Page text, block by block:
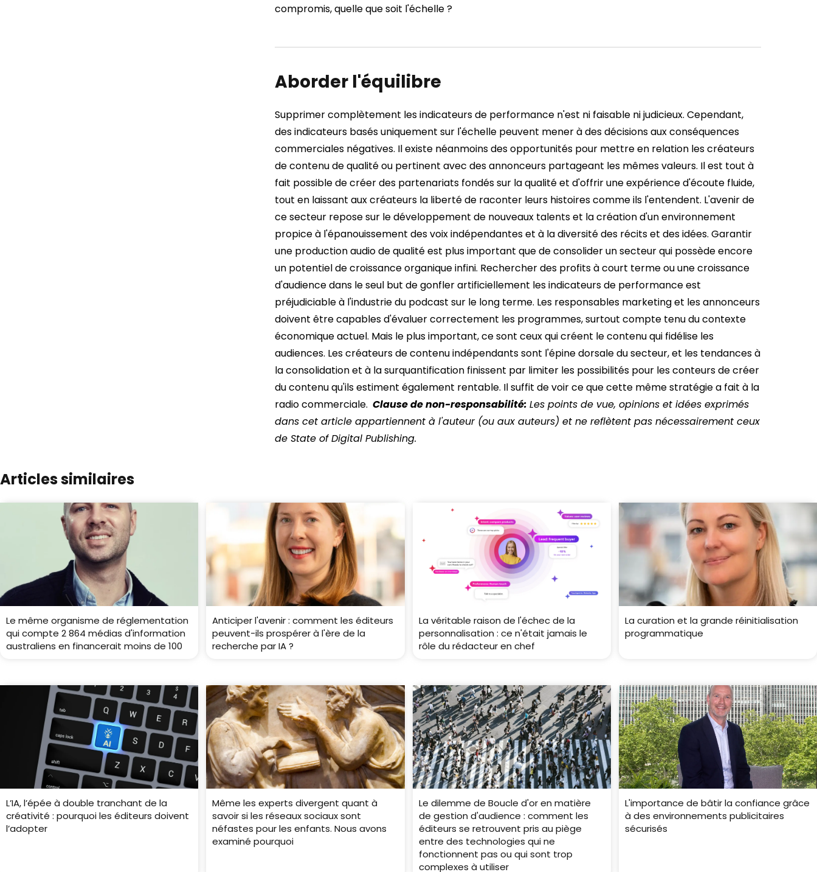
compromis, quelle que soit l'échelle ?
Aborder l'équilibre
Supprimer complètement les indicateurs de performance n'est ni faisable ni judicieux. Cependant,
des indicateurs basés uniquement sur l'échelle peuvent mener à des décisions aux conséquences
commerciales négatives. Il existe néanmoins des opportunités pour mettre en relation les créateurs
de contenu de qualité ou pertinent avec des annonceurs partageant les mêmes valeurs. Il est tout à
fait possible de créer des partenariats fondés sur la qualité et d'offrir une expérience d'écoute fluide,
tout en laissant aux créateurs la liberté de raconter leurs histoires comme ils l'entendent. L'avenir de
ce secteur repose sur le développement de nouveaux talents et la création d'un environnement
propice à l'épanouissement des voix indépendantes et à la diversité des récits et des idées. Garantir
une production audio de qualité est plus important que de consolider un secteur qui possède encore
un potentiel de croissance organique infini. Rechercher des profits à court terme ou une croissance
d'audience dans le seul but de gonfler artificiellement les indicateurs de performance est
préjudiciable à l'industrie du podcast sur le long terme. Les responsables marketing et les annonceurs
doivent être capables d'évaluer correctement les programmes, surtout compte tenu du contexte
économique actuel. Mais le plus important, ce sont ceux qui créent le contenu qui fidélise les
audiences. Les créateurs de contenu indépendants sont l'épine dorsale du secteur, et les tendances à
la consolidation et à la surquantification finissent par limiter les possibilités pour les conteurs de créer
du contenu qu'ils estiment également rentable. Il suffit de voir ce que cette même stratégie a fait à la
radio commerciale. Clause de non-responsabilité: Les points de vue, opinions et idées exprimés
dans cet article appartiennent à l'auteur (ou aux auteurs) et ne reflètent pas nécessairement ceux
de State of Digital Publishing.
Articles similaires
Le même organisme de réglementation
qui compte 2 864 médias d'information
australiens en financerait moins de 100
Anticiper l'avenir : comment les éditeurs
peuvent-ils prospérer à l'ère de la
recherche par IA ?
La véritable raison de l'échec de la
personnalisation : ce n'était jamais le
rôle du rédacteur en chef
La curation et la grande réinitialisation
programmatique
L’IA, l’épée à double tranchant de la
créativité : pourquoi les éditeurs doivent
l’adopter
Même les experts divergent quant à
savoir si les réseaux sociaux sont
néfastes pour les enfants. Nous avons
examiné pourquoi
Le dilemme de Boucle d'or en matière
de gestion d'audience : comment les
éditeurs se retrouvent pris au piège
entre des technologies qui ne
fonctionnent pas ou qui sont trop
complexes à utiliser
L'importance de bâtir la confiance grâce
à des environnements publicitaires
sécurisés